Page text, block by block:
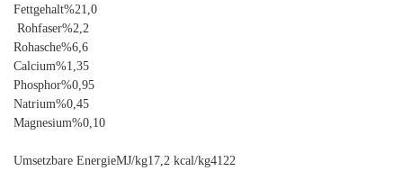
Fettgehalt%21,0
Rohfaser%2,2
Rohasche%6,6
Calcium%1,35
Phosphor%0,95
Natrium%0,45
Magnesium%0,10
Umsetzbare EnergieMJ/kg17,2 kcal/kg4122